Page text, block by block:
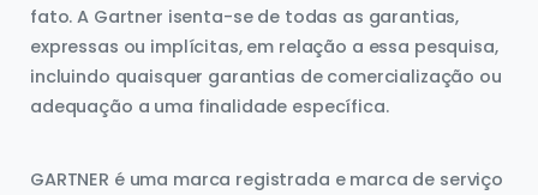
fato. A Gartner isenta-se de todas as garantias,
expressas ou implícitas, em relação a essa pesquisa,
incluindo quaisquer garantias de comercialização ou
adequação a uma finalidade específica.
GARTNER é uma marca registrada e marca de serviço